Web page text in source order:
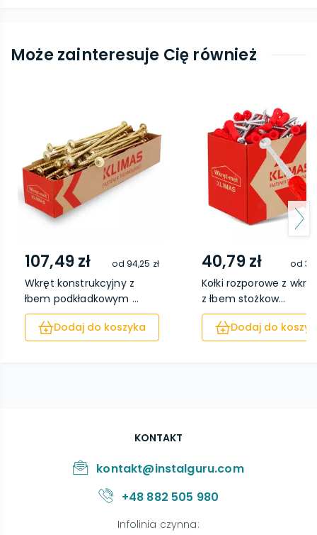
Może zainteresuje Cię również
107,49 zł od 94,25 zł
Wkręt konstrukcyjny z
łbem podkładkowym ...
Dodaj do koszyka
40,79 zł od
Kołki rozporowe z
z łbem stożkow...
Dodaj do
KONTAKT
kontakt@instalguru.com
+48 882 505 980
Infolinia czynna: